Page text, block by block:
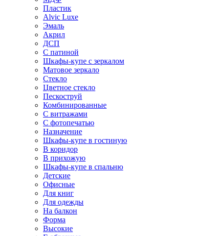
Пластик
Alvic Luxe
Эмаль
Акрил
ДСП
С патиной
Шкафы-купе с зеркалом
Матовое зеркало
Стекло
Цветное стекло
Пескоструй
Комбинированные
С витражами
С фотопечатью
Назначение
Шкафы-купе в гостиную
В коридор
В прихожую
Шкафы-купе в спальню
Детские
Офисные
Для книг
Для одежды
На балкон
Форма
Высокие